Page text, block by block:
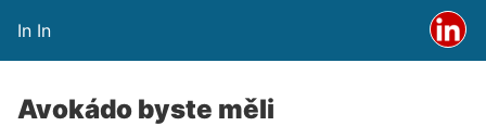
In In
Avokádo byste měli